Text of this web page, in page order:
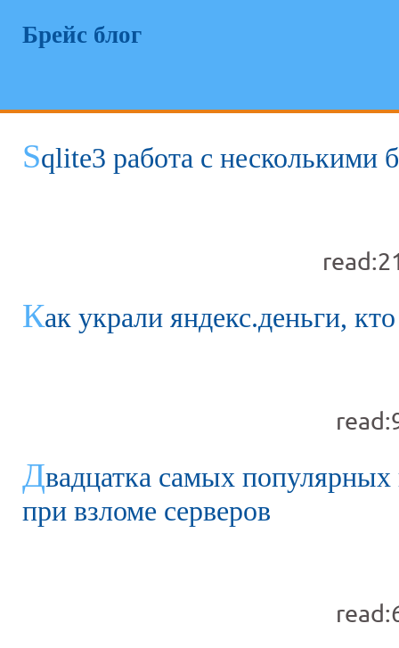
Брейс блог
Sqlite3 работа с несколькими
Как украли яндекс.деньги,
Двадцатка самых популярных
при взломе серверов